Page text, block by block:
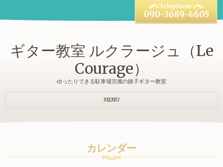
ギター教室 ルクラージュ（Le
Courage）
ゆったりできる駐車場完備の銚子ギター教室
090-3689-4605
MENU
カレンダー